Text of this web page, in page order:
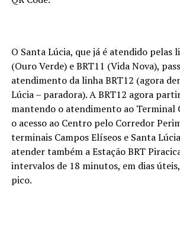
O Santa Lúcia, que já é atendido pelas
(Ouro Verde) e BRT11 (Vida Nova),
atendimento da linha BRT12 (agora
Lúcia – paradora). A BRT12 agora
mantendo o atendimento ao Terminal
o acesso ao Centro pelo Corredor
terminais Campos Elíseos e Santa
atender também a Estação BRT
intervalos de 18 minutos, em dias
pico.